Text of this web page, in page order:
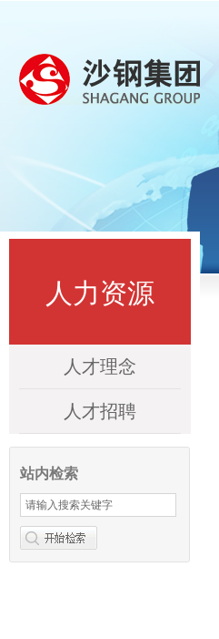
人力资源
人才理念
人才招聘
站内检索